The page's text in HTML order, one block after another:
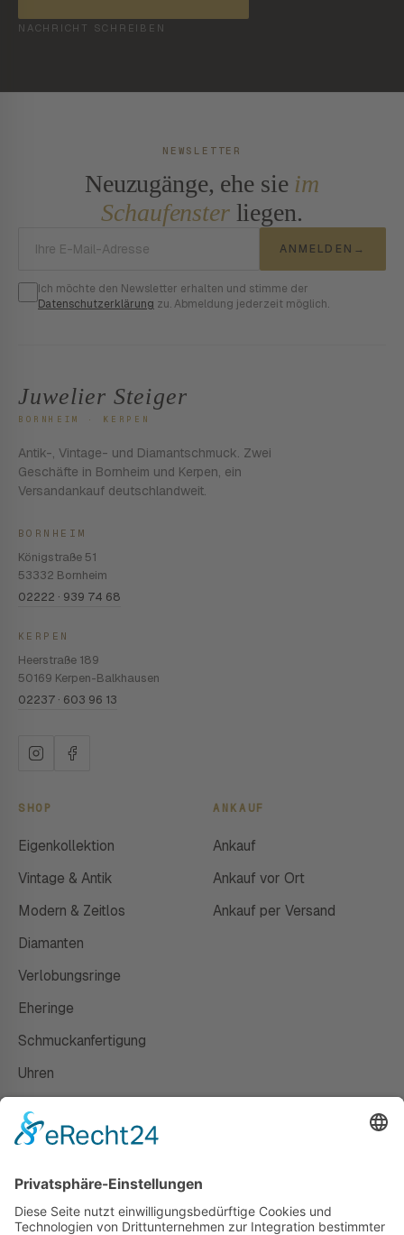
NACHRICHT SCHREIBEN
NEWSLETTER
Neuzugänge, ehe sie im
Schaufensterliegen.
ANMELDEN →
Ich möchte den Newsletter erhalten und stimme der
Datenschutzerklärung zu. Abmeldung jederzeit möglich.
Juwelier Steiger
BORNHEIM · KERPEN
Antik-, Vintage- und Diamantschmuck. Zwei
Geschäfte in Bornheim und Kerpen, ein
Versandankauf deutschlandweit.
BORNHEIM
Königstraße 51
53332 Bornheim
02222 · 939 74 68
KERPEN
Heerstraße 189
50169 Kerpen-Balkhausen
02237 · 603 96 13
SHOP
Eigenkollektion
Vintage & Antik
Modern & Zeitlos
Diamanten
Verlobungsringe
Eheringe
Schmuckanfertigung
Uhren
ANKAUF
Ankauf
Ankauf vor Ort
Ankauf per Versand
Susanne Steiger